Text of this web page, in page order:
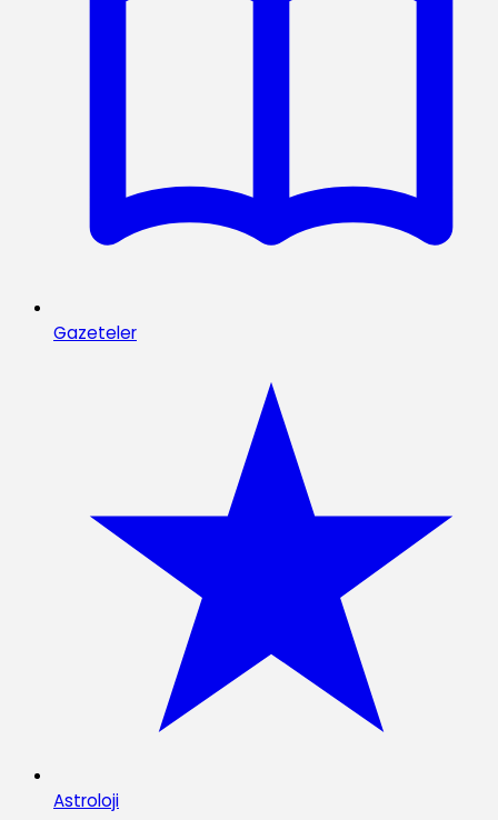
Gazeteler
Astroloji